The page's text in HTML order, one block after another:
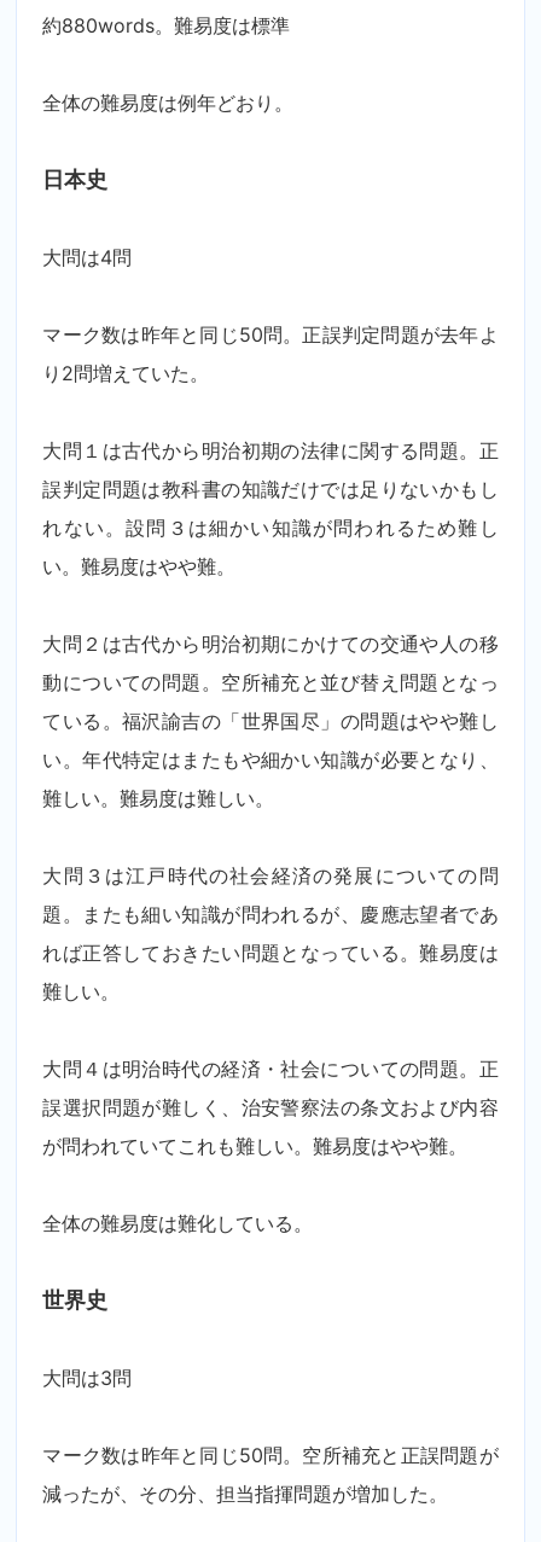
約880words。難易度は標準
全体の難易度は例年どおり。
日本史
大問は4問
マーク数は昨年と同じ50問。正誤判定問題が去年よ
り 2問増えていた。
大問１は古代から明治初期の法律に関する問題。正
誤判定問題は教科書の知識だけでは足りないかもし
れない。設問３は細かい知識が問われるため難し
い。難易度はやや難。
大問２は古代から明治初期にかけての交通や人の移
動についての問題。空所補充と並び替え問題となっ
ている。福沢諭吉の「世界国尽」の問題はやや難し
い。年代特定はまたもや細かい知識が必要となり、
難しい。難易度は難しい。
大問３は江戸時代の社会経済の発展についての問
題。またも細い知識が問われるが、慶應志望者であ
れば正答しておきたい問題となっている。難易度は
難しい。
大問４は明治時代の経済・社会についての問題。正
誤選択問題が難しく、治安警察法の条文および内容
が問われていてこれも難しい。難易度はやや難。
全体の難易度は難化している。
世界史
大問は3問
マーク数は昨年と同じ50問。空所補充と正誤問題が
減ったが、その分、担当指揮問題が増加した。